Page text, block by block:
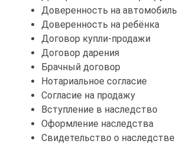
Доверенность на автомобиль
Доверенность на ребёнка
Договор купли-продажи
Договор дарения
Брачный договор
Нотариальное согласие
Согласие на продажу
Вступление в наследство
Оформление наследства
Свидетельство о наследстве